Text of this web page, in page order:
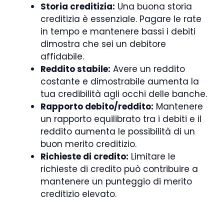
Storia creditizia: Una buona storia
creditizia è essenziale. Pagare le rate
in tempo e mantenere bassi i debiti
dimostra che sei un debitore
affidabile.
Reddito stabile: Avere un reddito
costante e dimostrabile aumenta la
tua credibilità agli occhi delle banche.
Rapporto debito/reddito: Mantenere
un rapporto equilibrato tra i debiti e il
reddito aumenta le possibilità di un
buon merito creditizio.
Richieste di credito: Limitare le
richieste di credito può contribuire a
mantenere un punteggio di merito
creditizio elevato.